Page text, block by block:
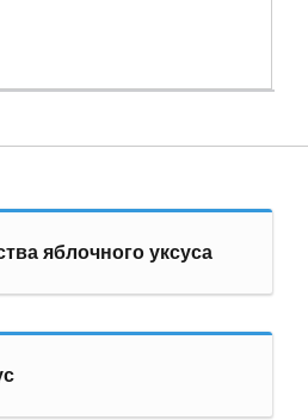
яблочного уксуса